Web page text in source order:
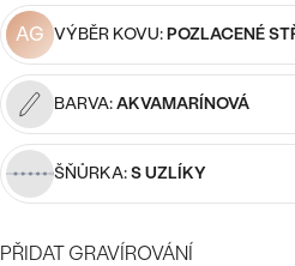
ČERNÝ DIAMANT
SALT AND PEPPER
DRAHOKAM
DLE KAMENE
S DIAMANTY
S DRAHOKAMY
S LAB-GROWN
CENOVĚ DOSTUPNÉ
LUXUSNÍ
S PERLAMI
DLE CENY
CENOVĚ DOSTUPNÉ
LUXUSNÍ
S PERLAMI
DLE CENY
CENOVĚ DOSTUPNÉ
LUXUSNÍ
AG VÝBĚR KOVU:POZLACENÉ
BARVA:AKVAMARÍNOVÁ
ŠŇŮRKA:S UZLÍKY
PŘIDAT GRAVÍROVÁNÍ